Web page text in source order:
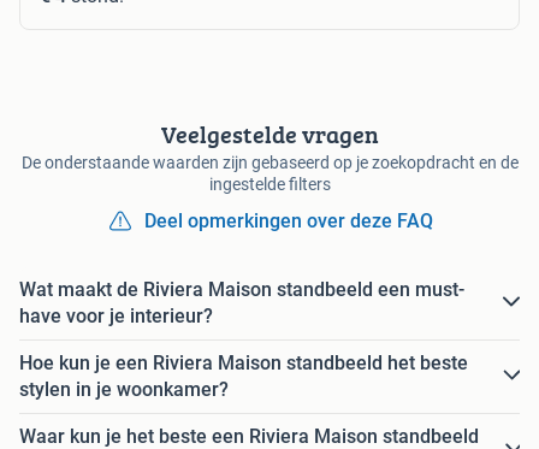
Veelgestelde vragen
De onderstaande waarden zijn gebaseerd op je zoekopdracht en de
ingestelde filters
Deel opmerkingen over deze FAQ
Wat maakt de Riviera Maison standbeeld een must-
have voor je interieur?
Hoe kun je een Riviera Maison standbeeld het beste
stylen in je woonkamer?
Waar kun je het beste een Riviera Maison standbeeld